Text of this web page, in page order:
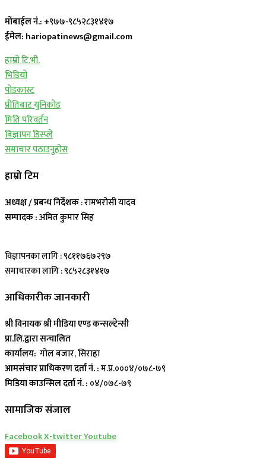
मोबाईल नं.: +९७७-९८५२८३१४१७
ईमेल: hariopatinews@gmail.com
हाम्रो टि.भी.
भिडियो
पोडकास्ट
प्रीतिबाट युनिकोड
मिति परिवर्तन
बिज्ञापन डिस्प्ले
समाचार पठाउनुहोस
हाम्रो टिम
अध्यक्ष / प्रबन्ध निर्देशक: रामभरोसी यादव
सम्पादक :अमित कुमार सिह
विज्ञापनका लागि : ९८११७६७२९७
समाचारका लागि : ९८५२८३१४१७
आधिकारीक जानकारी
श्री विनायक श्री मीडिया एण्ड कन्सल्टेन्सी
प्रा.लि.द्वारा सन्चालित
कार्यालय: गोल बजार, सिराहा
आमसंचार प्राधिकरण दर्ता नं. :म.प्र.०००४/०७८-७९
मिडिया काउन्सिल दर्ता नं. : ०४/०७८-७९
सामाजिक संजाल
FacebookX-twitterYoutube